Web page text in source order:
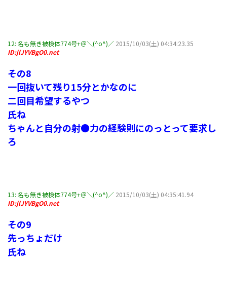
12: 名も無き被検体774号+＠＼(^o^)／ 2015/10/03(土) 04:34:23.35
ID:jlJYVBgO0.net
その8
一回抜いて残り15分とかなのに
二回目希望するやつ
氏ね
ちゃんと自分の射●力の経験則にのっとって要求し
ろ
13: 名も無き被検体774号+＠＼(^o^)／ 2015/10/03(土) 04:35:41.94
ID:jlJYVBgO0.net
その9
先っちょだけ
氏ね